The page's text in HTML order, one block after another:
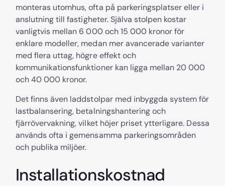
monteras utomhus, ofta på parkeringsplatser eller i
anslutning till fastigheter. Själva stolpen kostar
vanligtvis mellan 6 000 och 15 000 kronor för
enklare modeller, medan mer avancerade varianter
med flera uttag, högre effekt och
kommunikationsfunktioner kan ligga mellan 20 000
och 40 000 kronor.
Det finns även laddstolpar med inbyggda system för
lastbalansering, betalningshantering och
fjärrövervakning, vilket höjer priset ytterligare. Dessa
används ofta i gemensamma parkeringsområden
och publika miljöer.
Installationskostnad